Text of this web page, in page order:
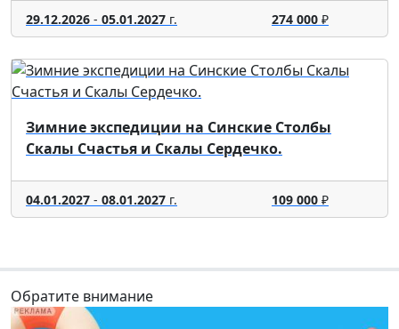
29.12.2026 - 05.01.2027 г. 274 000₽
Зимние экспедиции на Синские Столбы
Скалы Счастья и Скалы Сердечко.
04.01.2027 - 08.01.2027 г. 109 000₽
Обратите внимание